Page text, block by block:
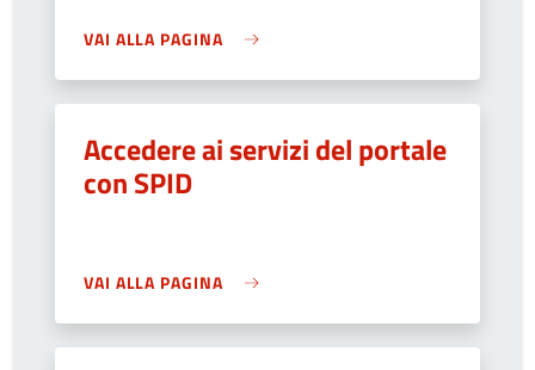
VAI ALLA PAGINA
Accedere ai servizi del portale
con SPID
VAI ALLA PAGINA